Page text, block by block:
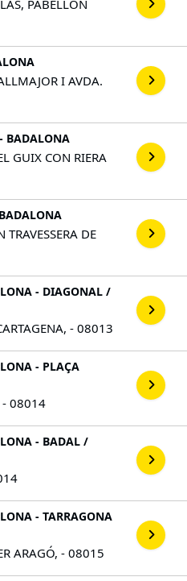
PABELLON
I AVDA.
BADALONA
GUIX CON RIERA
DE
- DIAGONAL /
- 08013
- PLAÇA
- 08014
- BADAL /
- TARRAGONA
ARAGÓ, - 08015